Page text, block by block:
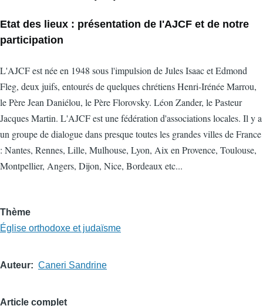
Etat des lieux : présentation de I'AJCF et de notre
participation
L'AJCF est née en 1948 sous l'impulsion de Jules Isaac et Edmond
Fleg, deux juifs, entourés de quelques chrétiens Henri-Irénée Marrou,
le Père Jean Daniélou, le Père Florovsky. Léon Zander, le Pasteur
Jacques Martin. L'AJCF est une fédération d'associations locales. Il y a
un groupe de dialogue dans presque toutes les grandes villes de France
: Nantes, Rennes, Lille, Mulhouse, Lyon, Aix en Provence, Toulouse,
Montpellier, Angers, Dijon, Nice, Bordeaux etc...
Thème
Église orthodoxe et judaïsme
Auteur Caneri Sandrine
Article complet